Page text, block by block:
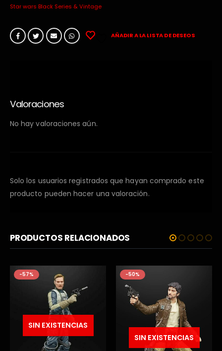
Star wars Black Series & Vintage
AÑADIR A LA LISTA DE DESEOS
Valoraciones
No hay valoraciones aún.
Solo los usuarios registrados que hayan comprado este
producto pueden hacer una valoración.
PRODUCTOS RELACIONADOS
-57%
SIN EXISTENCIAS
-50%
SIN EXISTENCIAS